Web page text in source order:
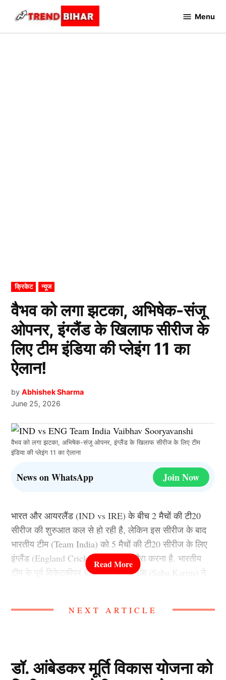
content
Bihar
Menu
POSTED
IN
क्रिकेट न्यूज
वैभव को लगा झटका, अभिषेक-संजू
ओपनर, इंग्लैंड के खिलाफ सीरीज के
लिए टीम इंडिया की प्लेइंग 11 का
ऐलान!
by Abhishek Sharma
June 25, 2026
वैभव को लगा झटका, अभिषेक-संजू ओपनर, इंग्लैंड के खिलाफ सीरीज के लिए टीम
इंडिया की प्लेइंग 11 का ऐलान!
News on WhatsApp Join Now
भारत और आयरलैंड (IND vs IRE) के बीच 2 मैचों की टी20
सीरीज की शुरुआत कल से हो रही है, लेकिन इस सीरीज के बाद
भारतीय टीम (Team India) को 5 मैचों की टी20 सीरीज के लिए
इंग्लैंड (England Cricket Team) का दौरा करना है. भारतीय
टीम के पूर्व विकेटकीपर बल्लेबाज सबा करीम (Saba Karim) ने
इस आर्टिकल के माध्यम से जानते हैं.
NEXT ARTICLE
डॉ. आंबेडकर मूर्ति विकास योजना को